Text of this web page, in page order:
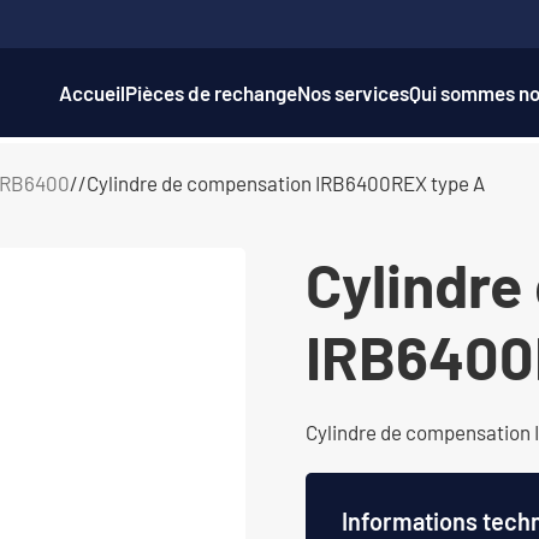
AccueilPièces de rechangeNos servicesQui sommes
/ Cylindre de compensation IRB6400REX type A
Cylindre de compensation
Informations